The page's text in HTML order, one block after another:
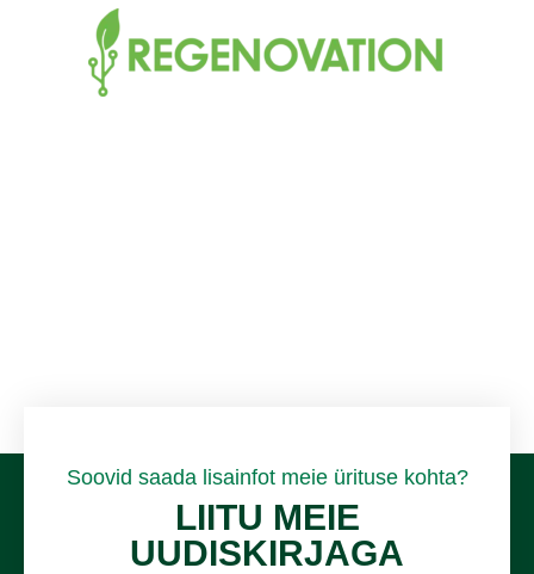
Soovid saada lisainfot meie ürituse kohta?
LIITU MEIE
UUDISKIRJAGA